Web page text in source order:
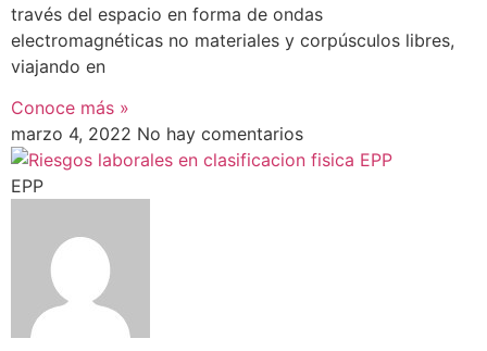
través del espacio en forma de ondas
electromagnéticas no materiales y corpúsculos libres,
viajando en
Conoce más »
marzo 4, 2022 No hay comentarios
EPP